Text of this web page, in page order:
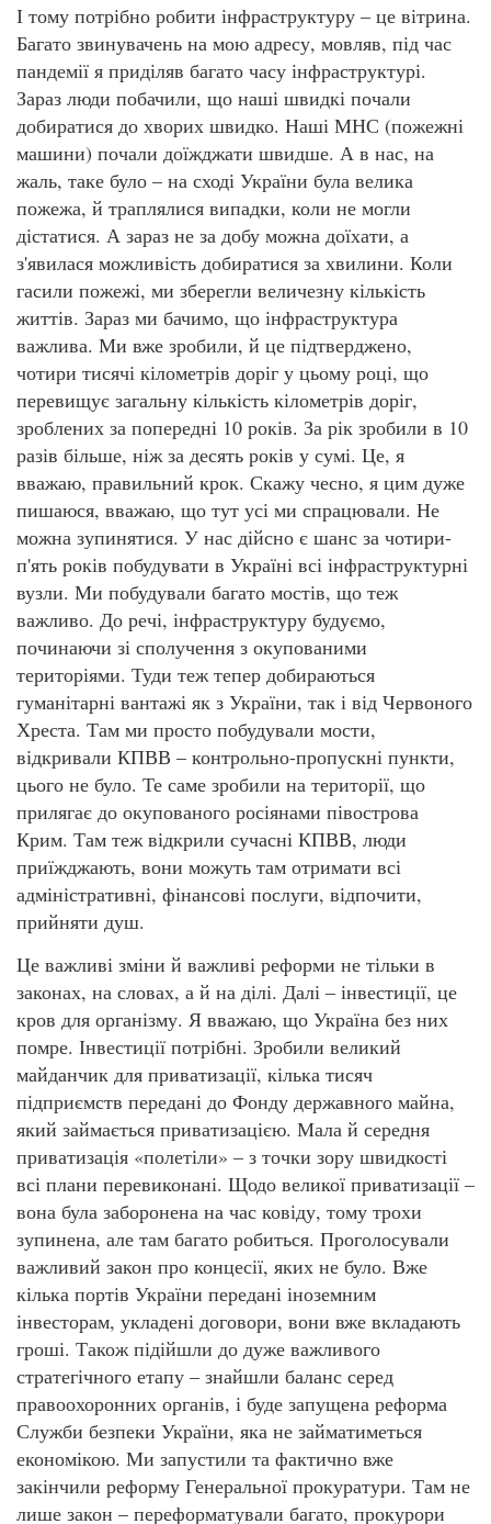
І тому потрібно робити інфраструктуру – це вітрина.
Багато звинувачень на мою адресу, мовляв, під час
пандемії я приділяв багато часу інфраструктурі.
Зараз люди побачили, що наші швидкі почали
добиратися до хворих швидко. Наші МНС (пожежні
машини) почали доїжджати швидше. А в нас, на
жаль, таке було – на сході України була велика
пожежа, й траплялися випадки, коли не могли
дістатися. А зараз не за добу можна доїхати, а
з'явилася можливість добиратися за хвилини. Коли
гасили пожежі, ми зберегли величезну кількість
життів. Зараз ми бачимо, що інфраструктура
важлива. Ми вже зробили, й це підтверджено,
чотири тисячі кілометрів доріг у цьому році, що
перевищує загальну кількість кілометрів доріг,
зроблених за попередні 10 років. За рік зробили в 10
разів більше, ніж за десять років у сумі. Це, я
вважаю, правильний крок. Скажу чесно, я цим дуже
пишаюся, вважаю, що тут усі ми спрацювали. Не
можна зупинятися. У нас дійсно є шанс за чотири-
п'ять років побудувати в Україні всі інфраструктурні
вузли. Ми побудували багато мостів, що теж
важливо. До речі, інфраструктуру будуємо,
починаючи зі сполучення з окупованими
територіями. Туди теж тепер добираються
гуманітарні вантажі як з України, так і від Червоного
Хреста. Там ми просто побудували мости,
відкривали КПВВ – контрольно-пропускні пункти,
цього не було. Те саме зробили на території, що
прилягає до окупованого росіянами півострова
Крим. Там теж відкрили сучасні КПВВ, люди
приїжджають, вони можуть там отримати всі
адміністративні, фінансові послуги, відпочити,
прийняти душ.
Це важливі зміни й важливі реформи не тільки в
законах, на словах, а й на ділі. Далі – інвестиції, це
кров для організму. Я вважаю, що Україна без них
помре. Інвестиції потрібні. Зробили великий
майданчик для приватизації, кілька тисяч
підприємств передані до Фонду державного майна,
який займається приватизацією. Мала й середня
приватизація «полетіли» – з точки зору швидкості
всі плани перевиконані. Щодо великої приватизації –
вона була заборонена на час ковіду, тому трохи
зупинена, але там багато робиться. Проголосували
важливий закон про концесії, яких не було. Вже
кілька портів України передані іноземним
інвесторам, укладені договори, вони вже вкладають
гроші. Також підійшли до дуже важливого
стратегічного етапу – знайшли баланс серед
правоохоронних органів, і буде запущена реформа
Служби безпеки України, яка не займатиметься
економікою. Ми запустили та фактично вже
закінчили реформу Генеральної прокуратури. Там не
лише закон – переформатували багато, прокурори